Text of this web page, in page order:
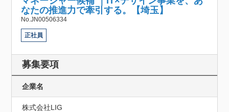
なたの推進力で牽引する。【埼玉】
No.JN00506334
正社員
募集要項
企業名
株式会社LIG